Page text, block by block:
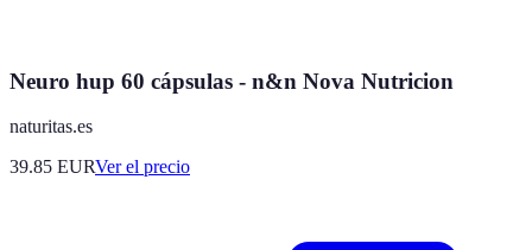
Neuro hup 60 cápsulas - n&n Nova Nutricion
naturitas.es
39.85 EURVer el precio